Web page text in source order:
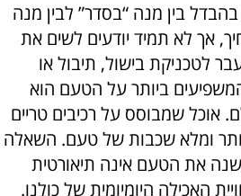
בין מנה “בסדר” לבין מנה
אך לא תמיד יודעים לשים את
לטכניקת בישול, תיבול או
ביותר על הטעם הוא
אוכל שמבוסס על רכיבים טריים
ומלא שכבות של טעם. השאלה
את הטעם אינה תיאורטית
האכילה היומיומית של כולנו.